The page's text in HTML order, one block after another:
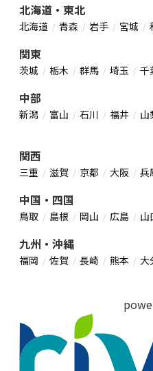
北海道・東北
北海道 青森 岩手 宮城
関東
茨城 栃木 群馬 埼玉 千
中部
新潟 富山 石川 福井 山
関西
三重 滋賀 京都 大阪 兵
中国・四国
鳥取 島根 岡山 広島 山
九州・沖縄
福岡 佐賀 長崎 熊本 大